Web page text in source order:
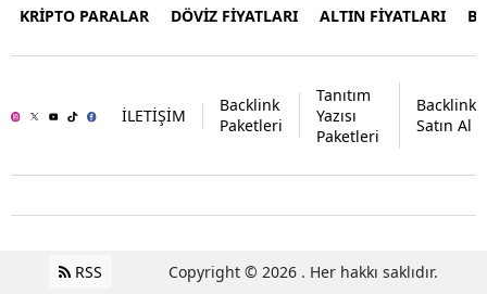
KRİPTO PARALAR DÖVİZ FİYATLARI ALTIN FİYATLARI
İLETİŞİM
Backlink
Paketleri
Tanıtım
Yazısı
Paketleri
Backlink
Satın Al
RSS Copyright © 2026 . Her hakkı saklıdır.